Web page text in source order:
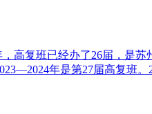
高复班已经办了26届，是
年是第27届高复班。